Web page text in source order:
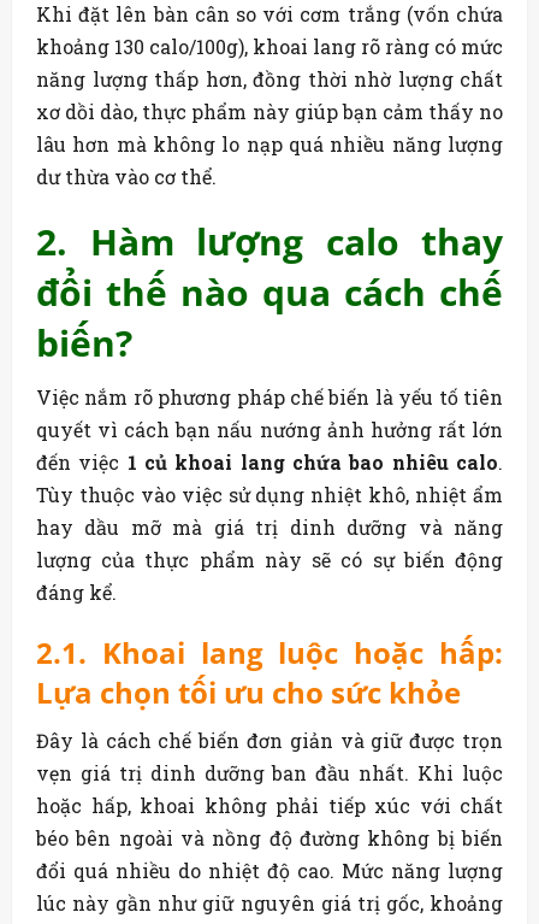
Khi đặt lên bàn cân so với cơm trắng (vốn chứa
khoảng 130 calo/100g), khoai lang rõ ràng có mức
năng lượng thấp hơn, đồng thời nhờ lượng chất
xơ dồi dào, thực phẩm này giúp bạn cảm thấy no
lâu hơn mà không lo nạp quá nhiều năng lượng
dư thừa vào cơ thể.
2. Hàm lượng calo thay
đổi thế nào qua cách chế
biến?
Việc nắm rõ phương pháp chế biến là yếu tố tiên
quyết vì cách bạn nấu nướng ảnh hưởng rất lớn
đến việc 1 củ khoai lang chứa bao nhiêu calo.
Tùy thuộc vào việc sử dụng nhiệt khô, nhiệt ẩm
hay dầu mỡ mà giá trị dinh dưỡng và năng
lượng của thực phẩm này sẽ có sự biến động
đáng kể.
2.1. Khoai lang luộc hoặc hấp:
Lựa chọn tối ưu cho sức khỏe
Đây là cách chế biến đơn giản và giữ được trọn
vẹn giá trị dinh dưỡng ban đầu nhất. Khi luộc
hoặc hấp, khoai không phải tiếp xúc với chất
béo bên ngoài và nồng độ đường không bị biến
đổi quá nhiều do nhiệt độ cao. Mức năng lượng
lúc này gần như giữ nguyên giá trị gốc, khoảng